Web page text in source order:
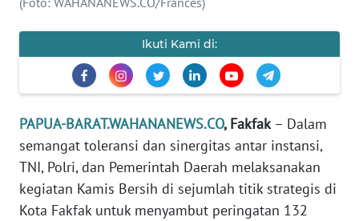
Ikuti Kami di:
PAPUA-BARAT.WAHANANEWS.CO, Fakfak– Dalam
semangat toleransi dan sinergitas antar instansi,
TNI, Polri, dan Pemerintah Daerah melaksanakan
kegiatan Kamis Bersih di sejumlah titik strategis di
Kota Fakfak untuk menyambut peringatan 132
TENTANG
PEDOMAN
SIBER
REDAKSI